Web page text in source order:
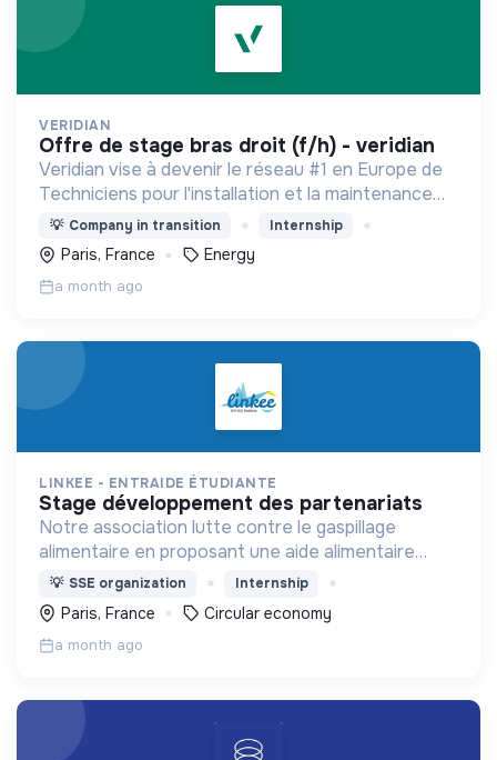
VERIDIAN
offre de stage bras droit (f/h) - veridian
Veridian vise à devenir le réseau #1 en Europe de
Techniciens pour l'installation et la maintenance
des panneaux solaires et des bornes de recharge
pour véhicules électriques.
💡 Company in transition Internship
Paris, France Energy
a month ago
LINKEE - ENTRAIDE ÉTUDIANTE
stage développement des partenariats
Notre association lutte contre le gaspillage
alimentaire en proposant une aide alimentaire
durable pour les étudiants en situation de
précarité.
💡 SSE organization Internship
Paris, France Circular economy
a month ago